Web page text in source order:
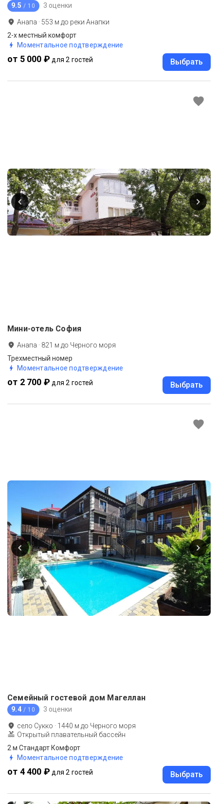
9.5 / 10 3 оценки
Анапа · 553 м до реки Анапки
2-х местный комфорт
Моментальное подтверждение
от 5 000 ₽ для 2 гостей Выбрать
Мини-отель София
Анапа · 821 м до Черного моря
Трехместный номер
Моментальное подтверждение
от 2 700 ₽ для 2 гостей Выбрать
Семейный гостевой дом Магеллан
9.4 / 10 3 оценки
село Сукко · 1440 м до Черного моря
Открытый плавательный бассейн
2 м Стандарт Комфорт
Моментальное подтверждение
от 4 400 ₽ для 2 гостей Выбрать